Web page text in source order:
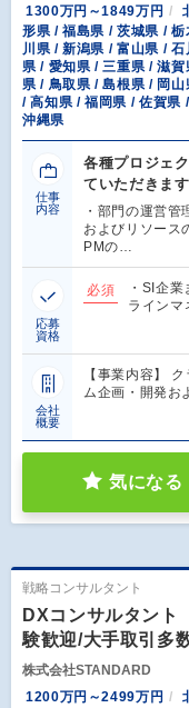
1300万円～1849万円
形県 / 福島県 / 茨城県 /
川県 / 新潟県 / 富山県 /
県 / 愛知県 / 三重県 / 滋
県 / 鳥取県 / 島根県 / 岡
/ 高知県 / 福岡県 / 佐賀県
沖縄県
仕事
内容
各種プロジェ
ていただきます
・部門の運営管
およびリソース
PMの…
応募
資格
必須
・SI企
ラインマ
会社
概要
【事業内容】
ム企画・開発お
気になる
戦略コンサルタント
DXコンサルタント
験歓迎/大手取引多数
株式会社STANDARD
1200万円～2499万円